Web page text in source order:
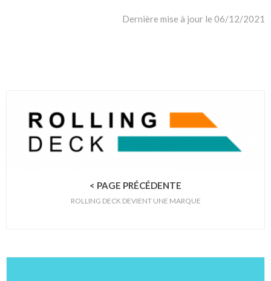
Dernière mise à jour le 06/12/2021
< PAGE PRÉCÉDENTE
ROLLING DECK DEVIENT UNE MARQUE